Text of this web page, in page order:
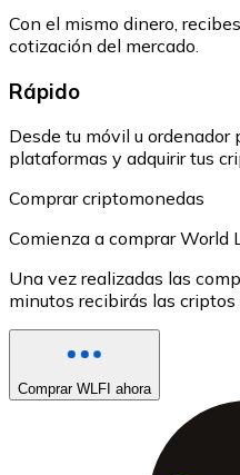
Con el mismo dinero,
cotización del mercado.
Rápido
Desde tu móvil u ordenador
plataformas y adquirir tus
Comprar criptomonedas
Comienza a comprar World
Una vez realizadas las
minutos recibirás las
Comprar WLFI ahora